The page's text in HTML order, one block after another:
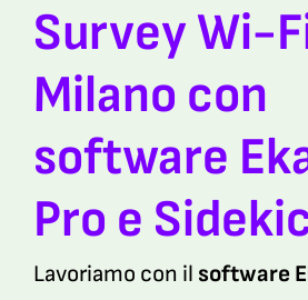
Survey Wi-
Milano con
software
Pro e
Lavoriamo con il software